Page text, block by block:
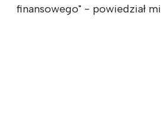
finansowego" - powiedział